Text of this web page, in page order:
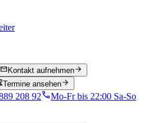
Kontakt aufnehmen
Termine ansehen
208 92
Mo-Fr bis 22:00 Sa-So